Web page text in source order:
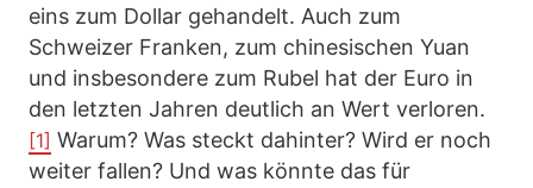
eins zum Dollar gehandelt. Auch zum
Schweizer Franken, zum chinesischen Yuan
und insbesondere zum Rubel hat der Euro in
den letzten Jahren deutlich an Wert verloren.
[1] Warum? Was steckt dahinter? Wird er noch
weiter fallen? Und was könnte das für